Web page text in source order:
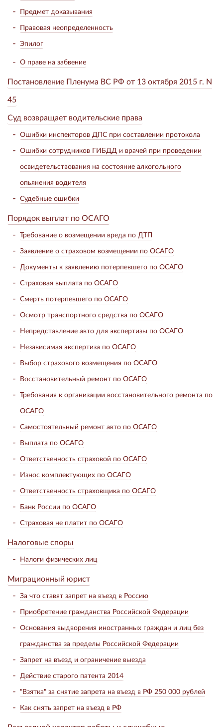
Предмет доказывания
Правовая неопределенность
Эпилог
О праве на забвение
Постановление Пленума ВС РФ от 13 октября 2015 г. N
45
Суд возвращает водительские права
Ошибки инспекторов ДПС при составлении протокола
Ошибки сотрудников ГИБДД и врачей при проведении
освидетельствования на состояние алкогольного
опьянения водителя
Судебные ошибки
Порядок выплат по ОСАГО
Требование о возмещении вреда по ДТП
Заявление о страховом возмещении по ОСАГО
Документы к заявлению потерпевшего по ОСАГО
Страховая выплата по ОСАГО
Смерть потерпевшего по ОСАГО
Осмотр транспортного средства по ОСАГО
Непредставление авто для экспертизы по ОСАГО
Независимая экспертиза по ОСАГО
Выбор страхового возмещения по ОСАГО
Восстановительный ремонт по ОСАГО
Требования к организации восстановительного ремонта по
ОСАГО
Самостоятельный ремонт авто по ОСАГО
Выплата по ОСАГО
Ответственность страховой по ОСАГО
Износ комплектующих по ОСАГО
Ответственность страховщика по ОСАГО
Банк России по ОСАГО
Страховая не платит по ОСАГО
Налоговые споры
Налоги физических лиц
Миграционный юрист
За что ставят запрет на въезд в Россию
Приобретение гражданства Российской Федерации
Основания выдворения иностранных граждан и лиц без
гражданства за пределы Российской Федерации
Запрет на въезд и ограничение выезда
Действие старого патента 2014
"Взятка" за снятие запрета на въезд в РФ 250 000 рублей
Как снять запрет на въезд в РФ